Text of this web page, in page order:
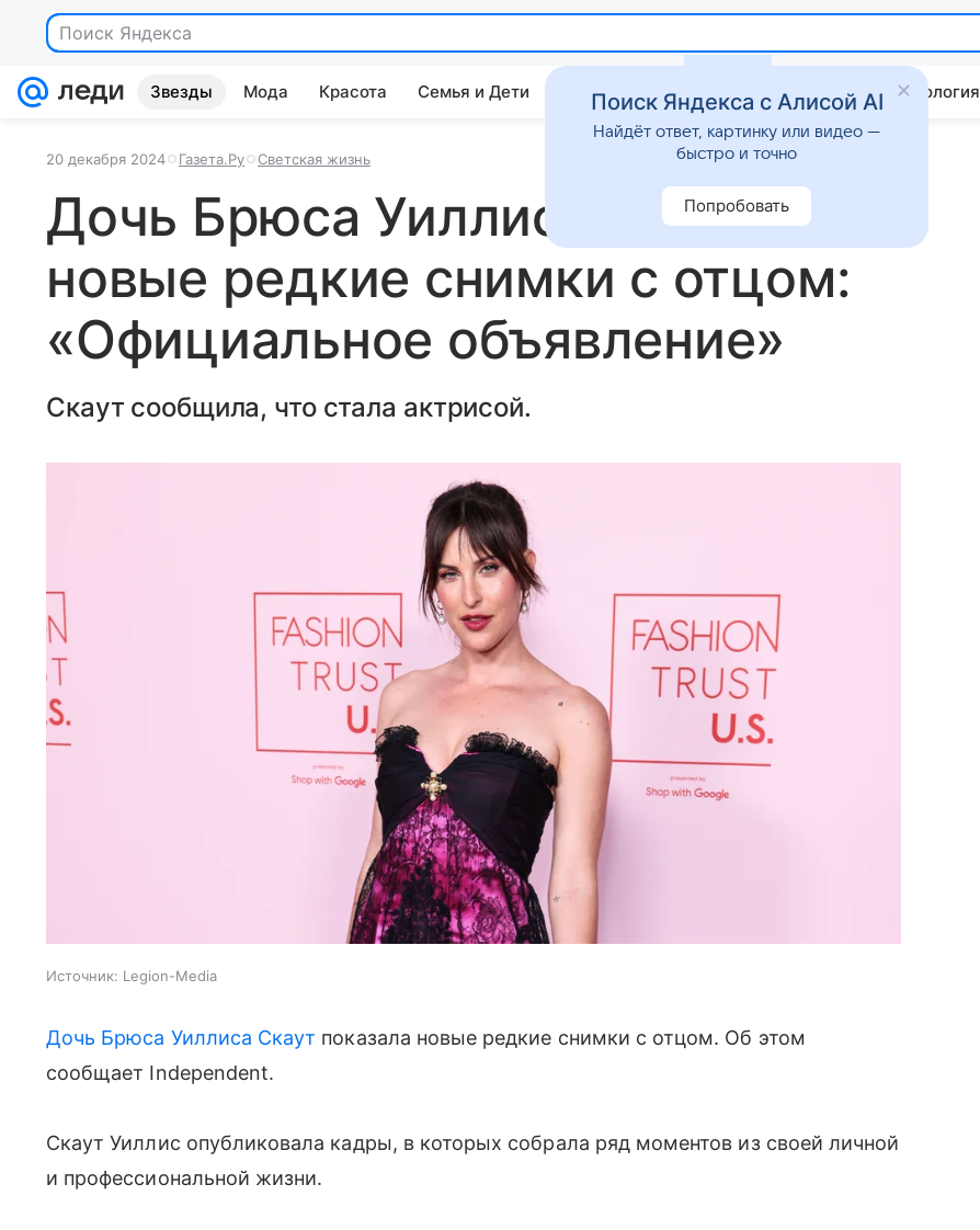
Поиск Яндекса
Звезды Мода Красота Семья и Дети Дом Гороскопы Стиль жизни Психология
20 декабря 2024 Газета.Ру Светская жизнь
Дочь Брюса Уиллиса показала
новые редкие снимки с отцом:
«Официальное объявление»
Скаут сообщила, что стала актрисой.
Источник: Legion-Media
Дочь Брюса Уиллиса Скаут показала новые редкие снимки с отцом. Об этом
сообщает Independent.
Скаут Уиллис опубликовала кадры, в которых собрала ряд моментов из своей личной
и профессиональной жизни.
Поиск Яндекса с Алисой AI
Найдёт ответ, картинку или видео —
быстро и точно
Попробовать